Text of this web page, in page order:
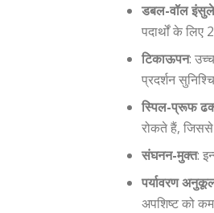
डबल-वॉल
पदार्थों के
टिकाऊपन:
प्रदर्शन
स्पिल-प्रूफ
रोकते हैं, जिससे
संघनन-मुक्त:
पर्यावरण
अपशिष्ट को